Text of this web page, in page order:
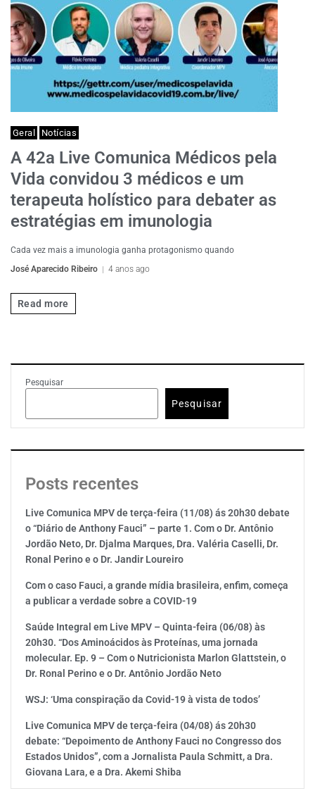
Geral Notícias
A 42a Live Comunica Médicos pela
Vida convidou 3 médicos e um
terapeuta holístico para debater as
estratégias em imunologia
Cada vez mais a imunologia ganha protagonismo quando
José Aparecido Ribeiro
4 anos ago
Read more
Pesquisar
Pesquisar
Posts recentes
Live Comunica MPV de terça-feira (11/08) ás 20h30 debate
o “Diário de Anthony Fauci” – parte 1. Com o Dr. Antônio
Jordão Neto, Dr. Djalma Marques, Dra. Valéria Caselli, Dr.
Ronal Perino e o Dr. Jandir Loureiro
Com o caso Fauci, a grande mídia brasileira, enfim, começa
a publicar a verdade sobre a COVID-19
Saúde Integral em Live MPV – Quinta-feira (06/08) às
20h30. “Dos Aminoácidos às Proteínas, uma jornada
molecular. Ep. 9 – Com o Nutricionista Marlon Glattstein, o
Dr. Ronal Perino e o Dr. Antônio Jordão Neto
WSJ: ‘Uma conspiração da Covid-19 à vista de todos’
Live Comunica MPV de terça-feira (04/08) ás 20h30
debate: “Depoimento de Anthony Fauci no Congresso dos
Estados Unidos”, com a Jornalista Paula Schmitt, a Dra.
Giovana Lara, e a Dra. Akemi Shiba